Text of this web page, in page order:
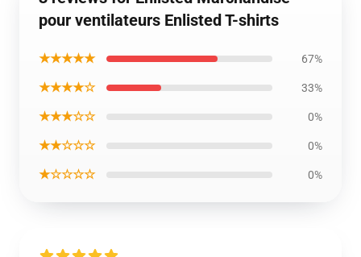
pour ventilateurs Enlisted T-shirts
★★★★★ 67%
★★★★☆ 33%
★★★☆☆ 0%
★★☆☆☆ 0%
★☆☆☆☆ 0%